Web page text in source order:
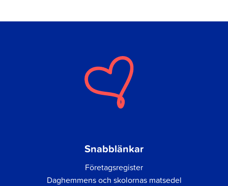
Snabblänkar
Företagsregister
Daghemmens och skolornas matsedel